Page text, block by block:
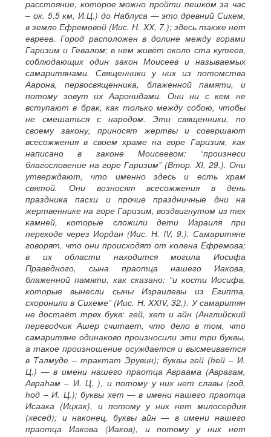
расстояние, которое можно пройти пешком за час
– ок. 5.5 км, И.Ц.) до Наблуса — это древний Сихем,
в земле Ефремовой (Иис. Н. XX, 7.); здесь также нет
евреев. Город расположен в долине между горами
Гаризим и Гевалом; в нем живёт около ста кутеев,
соблюдающих один закон Моисеев и называемых
самаритянами. Священники у них из потомства
Аарона, первосвященника, блаженной памяти, и
потому зовут их Ааронидами. Они ни с кем не
вступают в брак, как только между собою, чтобы
не смешаться с народом. Эти священники, по
своему закону, приносят жертвы и совершают
всесожжения в своем храме на горе Гаризим, как
написано в законе Моисеевом: “произнеси
благословение на горе Гаризим” (Втор. XI, 29.). Они
утверждают, что именно здесь и есть храм
святой. Они возносят всесожжения в день
праздника пасхи и прочие праздничные дни на
жертвеннике на горе Гаризим, воздвигнутом из тех
камней, которые сложили дети Израиля при
переходе через Иордан (Иис. Н. IV, 9.). Самаритяне
говорят, что они происходят от колена Ефремова;
в их области находится могила Иосифа
Праведного, сына праотца нашего Иакова,
блаженной памяти, как сказано: “и кости Иосифа,
которые вынесли сыны Израилевы из Египта,
схоронили в Сихеме” (Иис. Н. XXIV, 32.). У самаритян
не достаёт трех букв: гей, хет и айн (Английский
переводчик Ашер считает, что дело в том, что
самаритяне одинаково произносили эти три буквы,
а такое произношение осуждается и высмеивается
в Талмуде – трактат Эрувин); буквы гей (hей – И.
Ц.) — в имени нашего праотца Авраама (Аврагам,
Авраhам – И. Ц. ), и потому у них нет славы (год,
hод – И. Ц.); буквы хет — в имени нашего праотца
Исаака (Ицхак), и потому у них нет милосердия
(хесед); и наконец, буквы айн — в имени нашего
праотца Иакова (Иаков), и потому у них нет